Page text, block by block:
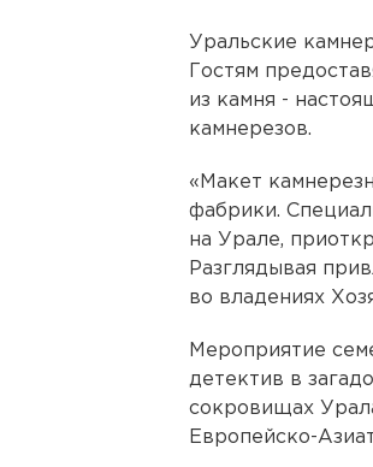
Уральские
Гостям
из камня -
камнерезов.
«Макет
фабрики.
на Урале,
Разглядывая
во владениях
Мероприятие
детектив в
сокровищах
Европейско-